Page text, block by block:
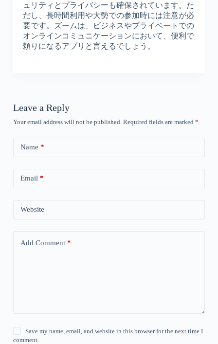
ュリティとプライバシーも確保されています。た
だし、長時間利用や大勢での参加時には注意が必
要です。ズームは、ビジネスやプライベートでの
オンラインコミュニケーションにおいて、便利で
頼りになるアプリと言えるでしょう。
Leave a Reply
Your email address will not be published. Required fields are marked *
Name *
Email*
Website
Add Comment*
Save my name, email, and website in this browser for the next time I
comment.